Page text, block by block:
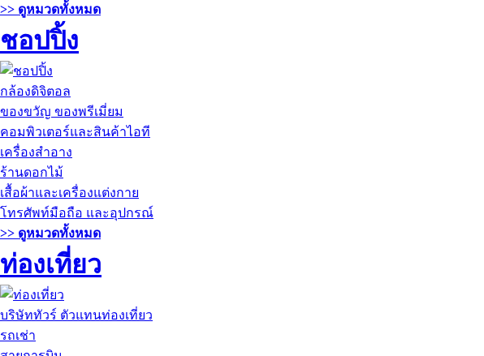
>> ดูหมวดทั้งหมด
ชอปปิ้ง
กล้องดิจิตอล
ของขวัญ ของพรีเมี่ยม
คอมพิวเตอร์และสินค้าไอที
เครื่องสำอาง
ร้านดอกไม้
เสื้อผ้าและเครื่องแต่งกาย
โทรศัพท์มือถือ และอุปกรณ์
>> ดูหมวดทั้งหมด
ท่องเที่ยว
บริษัททัวร์ ตัวแทนท่องเที่ยว
รถเช่า